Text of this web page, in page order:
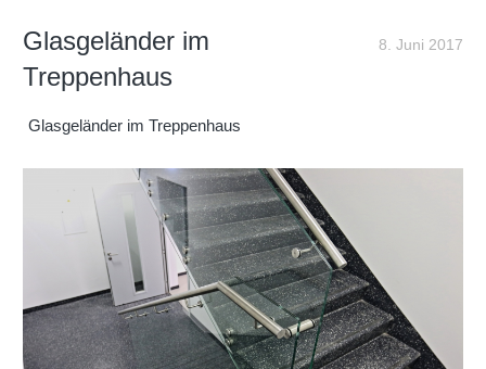
8. Juni 2017
Glasgeländer im
Treppenhaus
Glasgeländer im Treppenhaus